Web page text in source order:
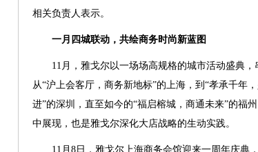
相关负责人表示。
一月四城联动，共绘商务时尚新蓝图
11月，雅戈尔以一场场高规格的城市活动盛典
从“沪上会客厅，商务新地标”的上海，到“孝承千年
进”的深圳，直至如今的“福启榕城，商通未来”的福
中展现，也是雅戈尔深化大店战略的生动实践。
11月8日，雅戈尔上海商务会馆迎来一周年庆典